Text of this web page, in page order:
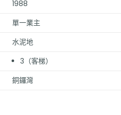
1988
單一業主
水泥地
3（客梯）
銅鑼灣